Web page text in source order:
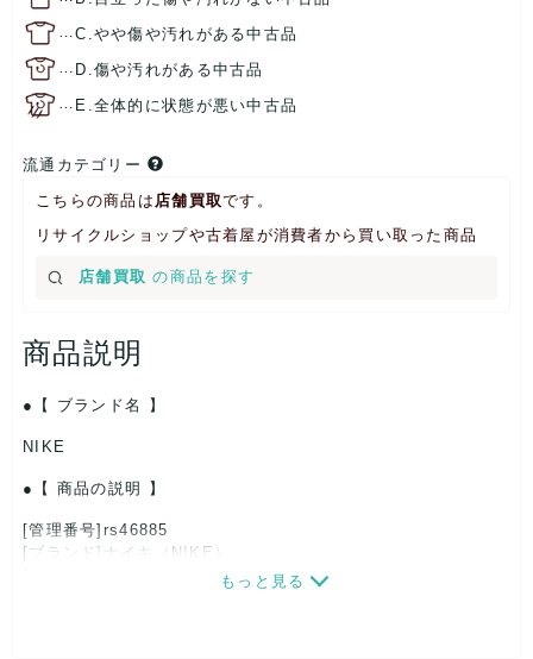
…C.やや傷や汚れがある中古品
… D.傷や汚れがある中古品
… E.全体的に状態が悪い中古品
流通カテゴリー
こちらの商品は 店舗買取です。
リサイクルショップや古着屋が消費者から買い取った商品
店舗買取 の商品を探す
商品説明
【 ブランド名 】
NIKE
【 商品の説明 】
[管理番号]rs46885
[ブランド]ナイキ（NIKE）
もっと見る